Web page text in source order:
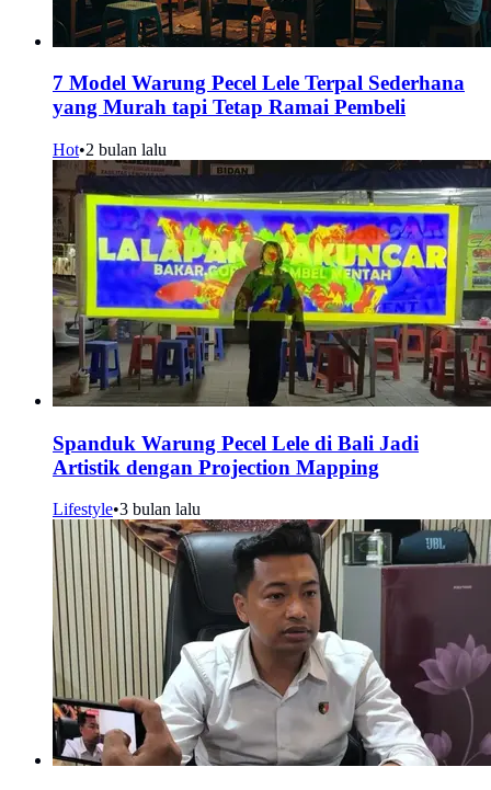
7 Model Warung Pecel Lele Terpal Sederhana
yang Murah tapi Tetap Ramai Pembeli
Hot•2 bulan lalu
Spanduk Warung Pecel Lele di Bali Jadi
Artistik dengan Projection Mapping
Lifestyle•3 bulan lalu